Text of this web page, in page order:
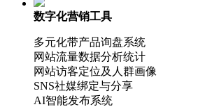
数字化营销工具
多元化带产品询盘系统
网站流量数据分析统计
网站访客定位及人群画像
SNS社媒绑定与分享
AI智能发布系统